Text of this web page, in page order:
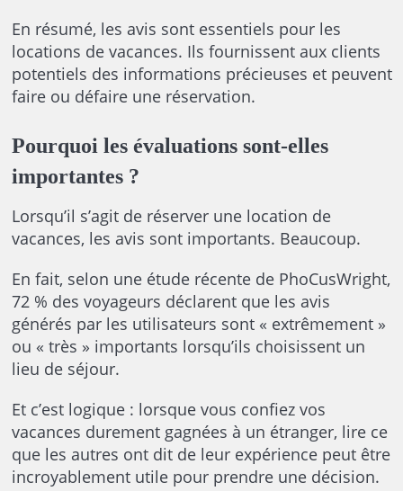
En résumé, les avis sont essentiels pour les
locations de vacances. Ils fournissent aux clients
potentiels des informations précieuses et peuvent
faire ou défaire une réservation.
Pourquoi les évaluations sont-elles
importantes ?
Lorsqu’il s’agit de réserver une location de
vacances, les avis sont importants. Beaucoup.
En fait, selon une étude récente de PhoCusWright,
72 % des voyageurs déclarent que les avis
générés par les utilisateurs sont « extrêmement »
ou « très » importants lorsqu’ils choisissent un
lieu de séjour.
Et c’est logique : lorsque vous confiez vos
vacances durement gagnées à un étranger, lire ce
que les autres ont dit de leur expérience peut être
incroyablement utile pour prendre une décision.